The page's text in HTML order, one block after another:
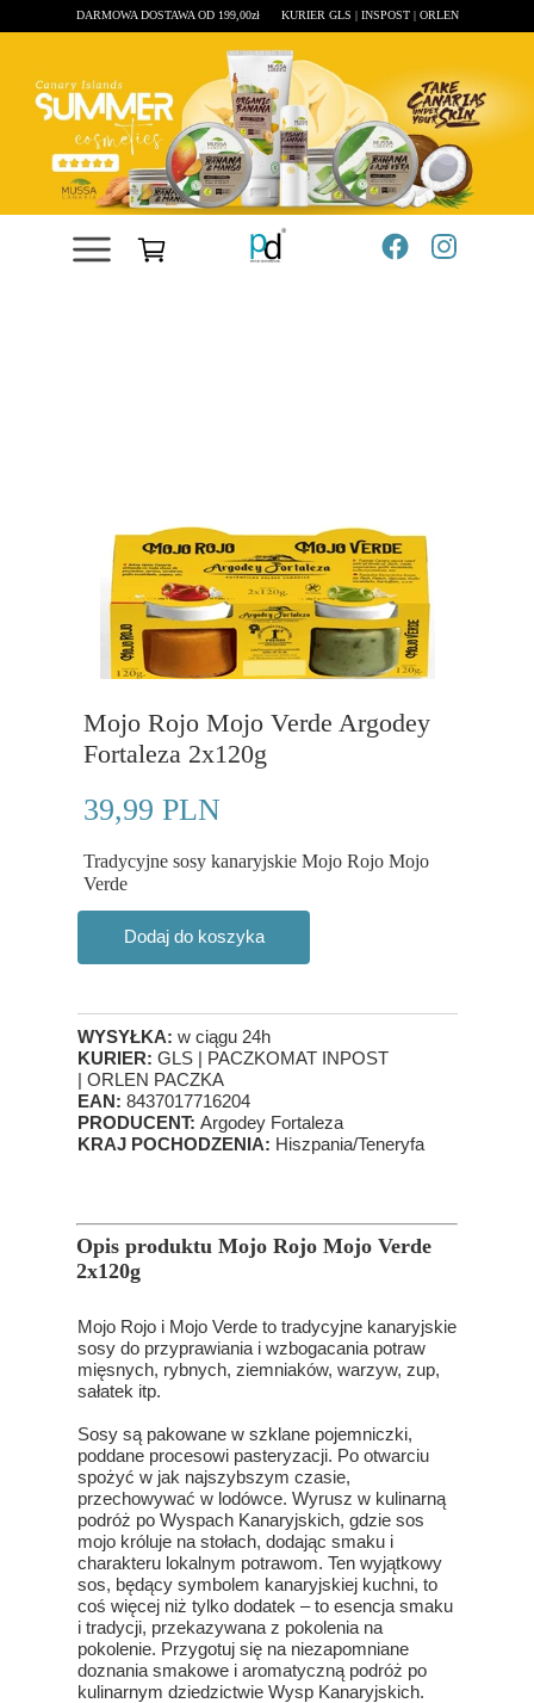
KURIER GLS | INSPOST | ORLEN
DARMOWA DOSTAWA OD 199,00zł
Opis produktu Mojo Rojo Mojo Verde
2x120g
Mojo Rojo i Mojo Verde to tradycyjne kanaryjskie
sosy do przyprawiania i wzbogacania potraw
mięsnych, rybnych, ziemniaków, warzyw, zup,
sałatek itp.
Sosy są pakowane w szklane pojemniczki,
poddane procesowi pasteryzacji. Po otwarciu
spożyć w jak najszybszym czasie,
przechowywać w lodówce. Wyrusz w kulinarną
podróż po Wyspach Kanaryjskich, gdzie sos
mojo króluje na stołach, dodając smaku i
charakteru lokalnym potrawom. Ten wyjątkowy
sos, będący symbolem kanaryjskiej kuchni, to
coś więcej niż tylko dodatek – to esencja smaku
i tradycji, przekazywana z pokolenia na
pokolenie. Przygotuj się na niezapomniane
doznania smakowe i aromatyczną podróż po
kulinarnym dziedzictwie Wysp Kanaryjskich.
WYSYŁKA: w ciągu 24h
KURIER: GLS | PACZKOMAT INPOST
| ORLEN PACZKA
EAN: 8437017716204
PRODUCENT: Argodey Fortaleza
KRAJ POCHODZENIA: Hiszpania/Teneryfa
Dodaj do koszyka
Tradycyjne sosy kanaryjskie Mojo Rojo Mojo
Verde
39,99 PLN
Mojo Rojo Mojo Verde Argodey
Fortaleza 2x120g